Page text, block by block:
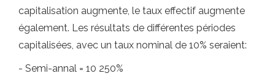
capitalisation augmente, le taux effectif augmente
également. Les résultats de différentes périodes
capitalisées, avec un taux nominal de 10% seraient:
- Semi-annal = 10 250%